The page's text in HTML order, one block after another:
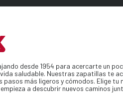
desde 1954 para acercarte un
saludable. Nuestras zapatillas te
pasos más ligeros y cómodos. Elige tu
a descubrir nuevos caminos